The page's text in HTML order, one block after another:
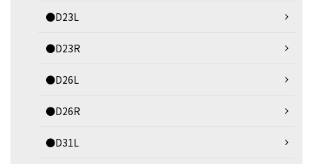
●D23L
●D23R
●D26L
●D26R
●D31L